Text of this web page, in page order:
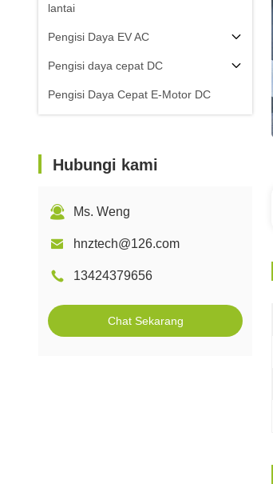
lantai
Pengisi Daya EV AC
Pengisi daya cepat DC
Pengisi Daya Cepat E-Motor DC
Hubungi kami
Ms. Weng
hnztech@126.com
13424379656
Chat Sekarang